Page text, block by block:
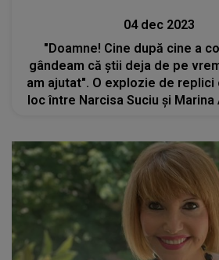
04 dec 2023
"Doamne! Cine după cine a
gândeam că știi deja de pe
am ajutat". O explozie de replici
loc între Narcisa Suciu și Marina